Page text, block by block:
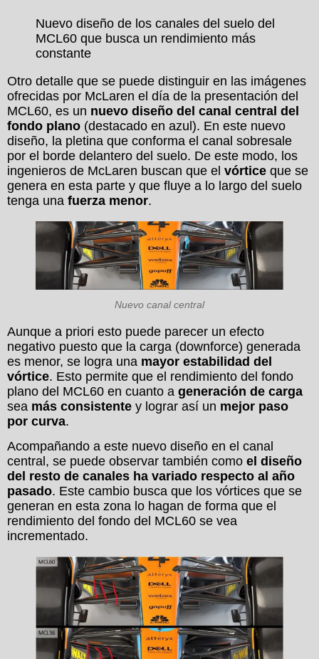
Nuevo diseño de los canales del suelo del
MCL60 que busca un rendimiento más
constante
Otro detalle que se puede distinguir en las imágenes
ofrecidas por McLaren el día de la presentación del
MCL60, es un nuevo diseño del canal central del
fondo plano (destacado en azul). En este nuevo
diseño, la pletina que conforma el canal sobresale
por el borde delantero del suelo. De este modo, los
ingenieros de McLaren buscan que el vórtice que se
genera en esta parte y que fluye a lo largo del suelo
tenga una fuerza menor.
Nuevo canal central
Aunque a priori esto puede parecer un efecto
negativo puesto que la carga (downforce) generada
es menor, se logra una mayor estabilidad del
vórtice. Esto permite que el rendimiento del fondo
plano del MCL60 en cuanto a generación de carga
sea más consistente y lograr así un mejor paso
por curva.
Acompañando a este nuevo diseño en el canal
central, se puede observar también como el diseño
del resto de canales ha variado respecto al año
pasado. Este cambio busca que los vórtices que se
generan en esta zona lo hagan de forma que el
rendimiento del fondo del MCL60 se vea
incrementado.